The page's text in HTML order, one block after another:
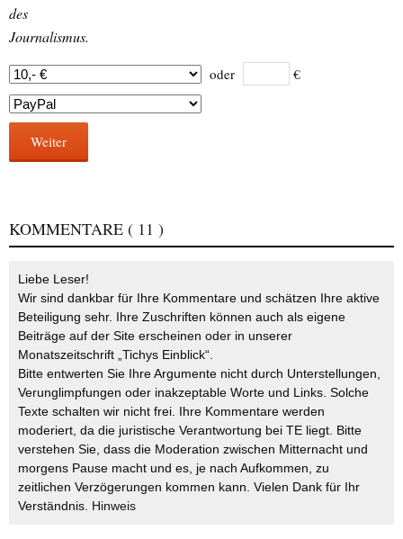
des
Journalismus.
oder €
Weiter
KOMMENTARE ( 11 )
Liebe Leser!
Wir sind dankbar für Ihre Kommentare und schätzen Ihre aktive
Beteiligung sehr. Ihre Zuschriften können auch als eigene
Beiträge auf der Site erscheinen oder in unserer
Monatszeitschrift „Tichys Einblick“.
Bitte entwerten Sie Ihre Argumente nicht durch Unterstellungen,
Verunglimpfungen oder inakzeptable Worte und Links. Solche
Texte schalten wir nicht frei. Ihre Kommentare werden
moderiert, da die juristische Verantwortung bei TE liegt. Bitte
verstehen Sie, dass die Moderation zwischen Mitternacht und
morgens Pause macht und es, je nach Aufkommen, zu
zeitlichen Verzögerungen kommen kann. Vielen Dank für Ihr
Verständnis. Hinweis